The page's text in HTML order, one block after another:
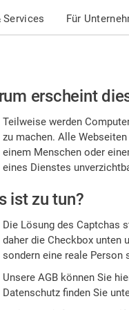
Services Für
erscheint
Teilweise werden
zu machen. Alle
einem Menschen oder
eines Dienstes
ist zu tun?
Die Lösung des Captchas
daher die Checkbox unten
sondern eine reale Person
Unsere AGB können Sie
Datenschutz finden Sie